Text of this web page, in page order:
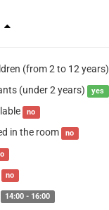
(from 2 to 12 years)
(under 2 years) yes
no
in the room no
no
14:00 - 16:00